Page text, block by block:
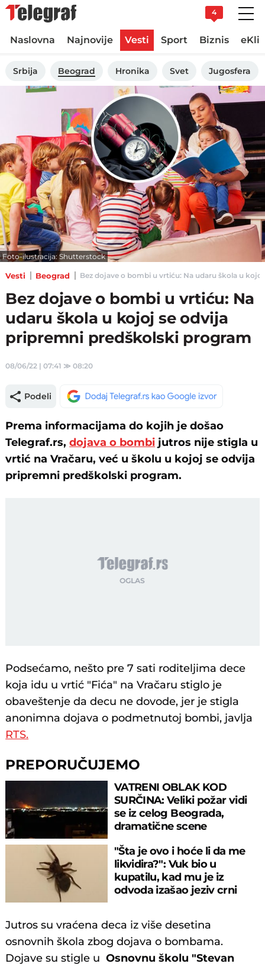
4
Naslovna Najnovije Vesti Sport Biznis
Srbija Beograd Hronika Svet Jugosfera
Foto-ilustracija: Shutterstock
Vesti Beograd Bez dojave o bombi u vrtiću: Na udaru škola u
Bez dojave o bombi u vrtiću: Na
udaru škola u kojoj se odvija
pripremni predškolski program
08/06/22 | 07:41 ≫08:20
Podeli
Prema informacijama do kojih je došao
Telegraf.rs,dojava o bombi jutros nije stigla u
vrtić na Vračaru, već u školu u kojoj se odvija
pripremni predškolski program.
Podsećamo, nešto pre 7 sati roditeljima dece
koja idu u vrtić "Fića" na Vračaru stiglo je
obaveštenje da decu ne dovode, jer je stigla
anonimna dojava o podmetnutoj bombi, javlja
RTS.
PREPORUČUJEMO
VATRENI OBLAK KOD
SURČINA: Veliki požar vidi
se iz celog Beograda,
dramatične scene
"Šta je ovo i hoće li da me
likvidira?": Vuk bio u
kupatilu, kad mu je iz
odvoda izašao jeziv crni
Jutros su vraćena deca iz više desetina
osnovnih škola zbog dojava o bombama.
Dojave su stigle uOsnovnu školu "Stevan